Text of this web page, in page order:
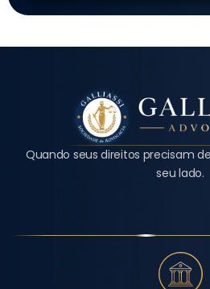
Quando seus direitos precisam
seu lado.